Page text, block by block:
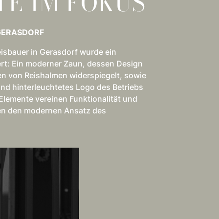
in Gerasdorf wurde ein
Ein moderner Zaun, dessen Design
von Reishalmen widerspiegelt, sowie
hinterleuchtetes Logo des Betriebs
vereinen Funktionalität und
den modernen Ansatz des